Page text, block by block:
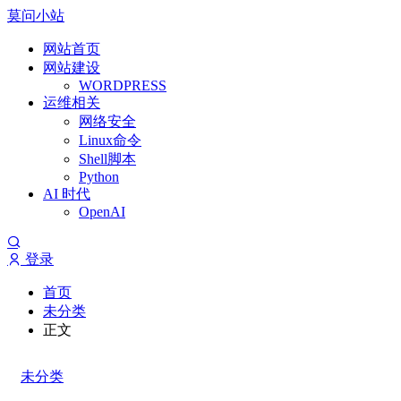
莫问小站
网站首页
网站建设
WORDPRESS
运维相关
网络安全
Linux命令
Shell脚本
Python
AI 时代
OpenAI
登录
首页
未分类
正文
未分类